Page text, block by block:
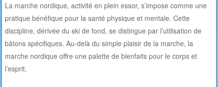
La marche nordique, activité en plein essor, s’impose comme une
pratique bénéfique pour la santé physique et mentale. Cette
discipline, dérivée du ski de fond, se distingue par l’utilisation de
bâtons spécifiques. Au-delà du simple plaisir de la marche, la
marche nordique offre une palette de bienfaits pour le corps et
l’esprit.